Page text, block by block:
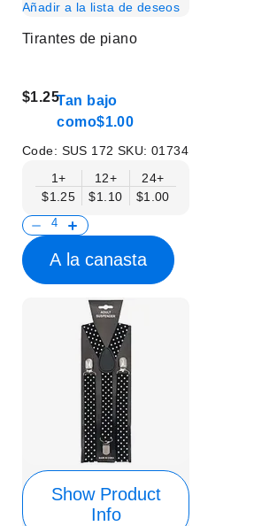
Añadir a la lista de deseos
Tirantes de piano
$1.25Tan bajo
como$1.00
Code: SUS 172 SKU:01734
1+
$1.25
12+
$1.10
24+
$1.00
A la canasta
Show Product
Info